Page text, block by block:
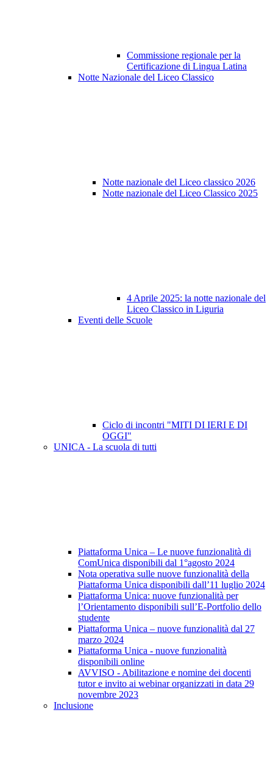
Commissione regionale per la
Certificazione di Lingua Latina
Notte Nazionale del Liceo Classico
Notte nazionale del Liceo classico 2026
Notte nazionale del Liceo Classico 2025
4 Aprile 2025: la notte nazionale del
Liceo Classico in Liguria
Eventi delle Scuole
Ciclo di incontri "MITI DI IERI E DI
OGGI"
UNICA - La scuola di tutti
Piattaforma Unica – Le nuove funzionalità di
ComUnica disponibili dal 1°agosto 2024
Nota operativa sulle nuove funzionalità della
Piattaforma Unica disponibili dall’11 luglio 2024
Piattaforma Unica: nuove funzionalità per
l’Orientamento disponibili sull’E-Portfolio dello
studente
Piattaforma Unica – nuove funzionalità dal 27
marzo 2024
Piattaforma Unica - nuove funzionalità
disponibili online
AVVISO - Abilitazione e nomine dei docenti
tutor e invito ai webinar organizzati in data 29
novembre 2023
Inclusione